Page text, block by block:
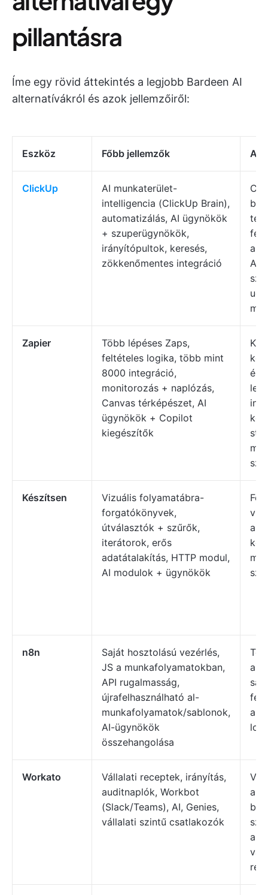
pillantásra
Íme egy rövid áttekintés a legjobb Bardeen AI
alternatívákról és azok jellemzőiről:
Eszköz Főbb jellemzők A
ClickUp
AI munkaterület-
intelligencia (ClickUp Brain),
automatizálás, AI ügynökök
+ szuperügynökök,
irányítópultok, keresés,
zökkenőmentes integráció
AI-
Zapier
Több lépéses Zaps,
feltételes logika, több mint
8000 integráció,
monitorozás + naplózás,
Canvas térképészet, AI
ügynökök + Copilot
kiegészítők
és
Készítsen
Vizuális folyamatábra-
forgatókönyvek,
útválasztók + szűrők,
iterátorok, erős
adatátalakítás, HTTP modul,
AI modulok + ügynökök
n8n
Saját hosztolású vezérlés,
JS a munkafolyamatokban,
API rugalmasság,
újrafelhasználható al-
munkafolyamatok/sablonok,
AI-ügynökök
összehangolása
Workato
Vállalati receptek, irányítás,
auditnaplók, Workbot
(Slack/Teams), AI, Genies,
vállalati szintű csatlakozók